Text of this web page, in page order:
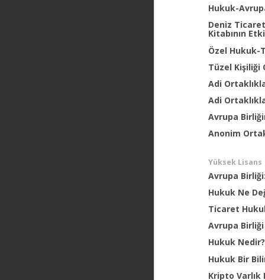
Hukuk-
Deniz
Kitabının
Özel
Tüzel Kişiliği
Adi
Adi
Avrupa
Anonim
Yüksek Lisans
Avrupa
Hukuk Ne
Ticaret
Avrupa
Hukuk
Hukuk Bir
Kripto Varlık